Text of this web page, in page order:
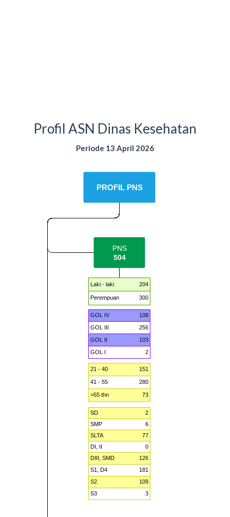
Profil ASN Dinas Kesehatan
Periode 13 April 2026
PROFIL PNS
PNS
504
Laki - laki 204
Perempuan 300
GOL IV
108
GOL III
256
GOL II
103
GOL I
2
21 - 40 151
41 - 55 280
>55 thn 73
SD
2
SMP
6
SLTA
77
DI, II
0
DIII, SMD
126
S1, D4
181
S2
109
S3
3